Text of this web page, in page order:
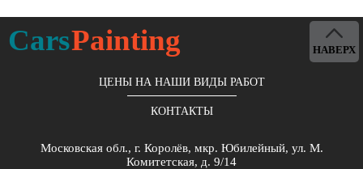
CarsPainting
ЦЕНЫ НА НАШИ ВИДЫ РАБОТ
КОНТАКТЫ
Московская обл., г. Королёв, мкр. Юбилейный, ул. М.
Комитетская, д. 9/14
НАВЕРХ